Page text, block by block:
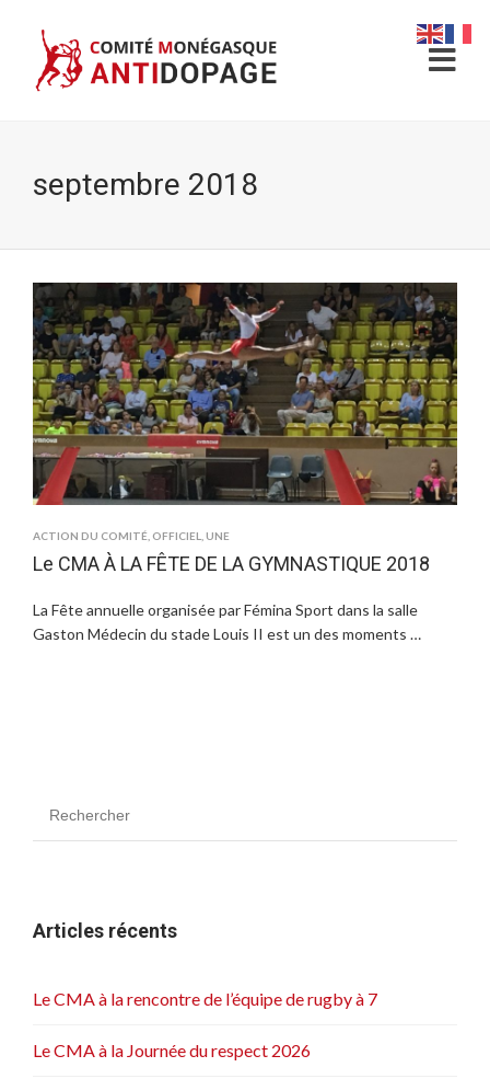
septembre 2018
ACTION DU COMITÉ OFFICIEL UNE
Le CMA À LA FÊTE DE LA GYMNASTIQUE 2018
La Fête annuelle organisée par Fémina Sport dans la salle
Gaston Médecin du stade Louis II est un des moments …
Articles récents
Le CMA à la rencontre de l’équipe de rugby à 7
Le CMA à la Journée du respect 2026